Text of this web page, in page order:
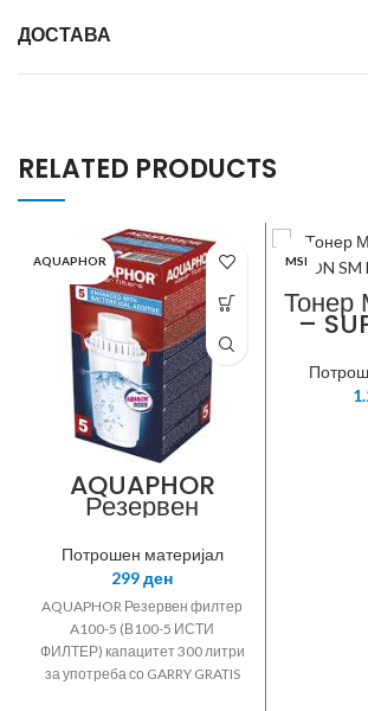
ДОСТАВА
RELATED PRODUCTS
AQUAPHOR
AQUAPHOR
Резервен
филтер A100-5
(В100-5 ИСТИ
ФИЛТЕР)
Потрошен материјал
299ден
AQUAPHOR Резервен филтер
A100-5 (В100-5 ИСТИ
ФИЛТЕР) капацитет 300 литри
за употреба со GARRY GRATIS
MSI
Тонер
–